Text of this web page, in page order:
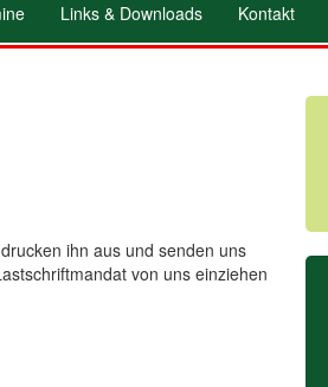
Links & Downloads Kontakt
ihn aus und senden uns
von uns einziehen